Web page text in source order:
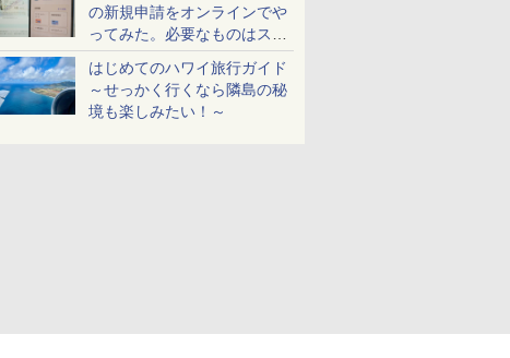
の新規申請をオンラインでや
ってみた。必要なものはスマ
ホとマイナカードのみ
はじめてのハワイ旅行ガイド
～せっかく行くなら隣島の秘
境も楽しみたい！～